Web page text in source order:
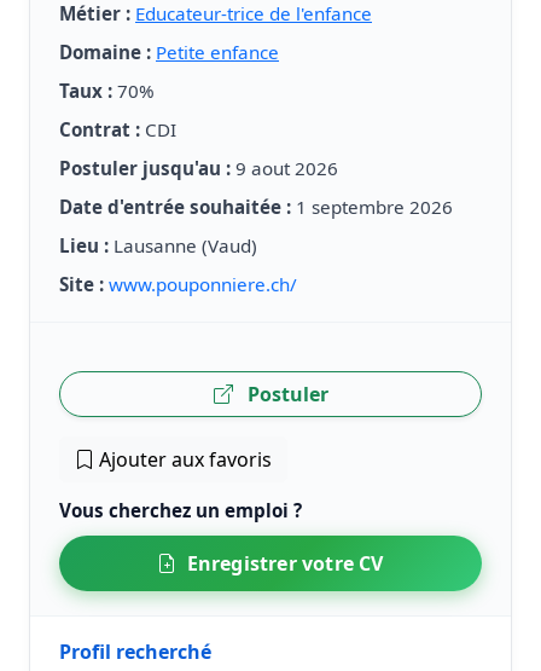
Métier : Educateur-trice de l'enfance
Domaine : Petite enfance
Taux : 70%
Contrat : CDI
Postuler jusqu'au : 9 aout 2026
Date d'entrée souhaitée : 1 septembre 2026
Lieu : Lausanne (Vaud)
Site : www.pouponniere.ch/
Postuler
Ajouter aux favoris
Vous cherchez un emploi ?
Enregistrer votre CV
Profil recherché